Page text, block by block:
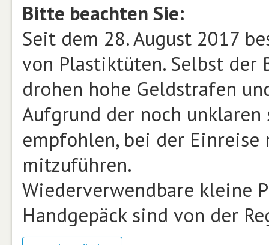
Bitte beachten Sie:
Seit dem 28. August 2017
von Plastiktüten. Selbst der
drohen hohe Geldstrafen
Aufgrund der noch
empfohlen, bei der
mitzuführen.
Wiederverwendbare kleine
Handgepäck sind von der